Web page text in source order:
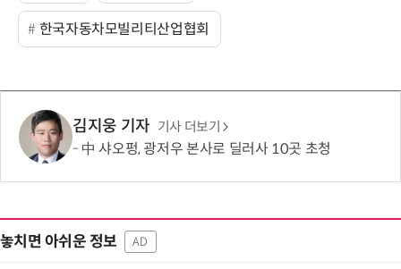
한국자동차모빌리티산업협회
김지웅 기자 기사 더보기
中 샤오펑, 광저우 본사로 딜러사 10곳 초청
놓치면 아쉬운 정보 AD